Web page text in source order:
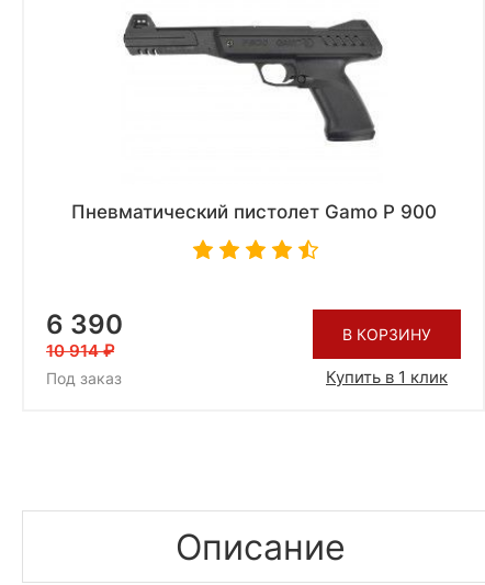
Пневматический пистолет Gamo P 900
6 390
10 914
Под заказ
В КОРЗИНУ
Купить в 1 клик
Описание